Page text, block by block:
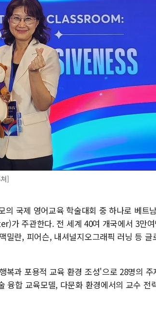
]
국제 영어교육 학술대회 중 하나로 베트
주관한다. 전 세계 40여 개국에서 3만여
밀란, 피어슨, 내셔널지오그래픽 러닝 등 글
복과 포용적 교육 환경 조성'으로 28명의 주
융합 교육모델, 다문화 환경에서의 교수 전